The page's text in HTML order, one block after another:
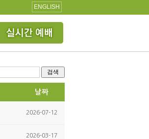
ENGLISH
검색
날짜
2026-07-12
2026-03-17